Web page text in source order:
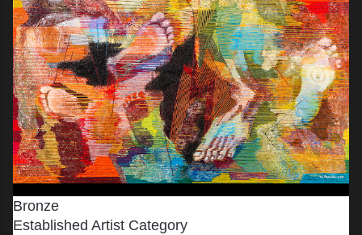
Bronze
Established Artist Category